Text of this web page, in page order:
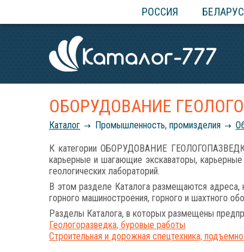
РОССИЯ
ОБОРУДОВАНИЕ
Каталог Промышленность, промизделия
К категории ОБОРУДОВАНИЕ
карьерные и шагающие экскаваторы,
геологических лабораторий.
В этом разделе Каталога размещаются адреса,
горного машиностроения, горного и шахтного
Разделы Каталога, в которых размещены
Геологоразведка, буровые работы
Строительная и дорожная спецтехника,